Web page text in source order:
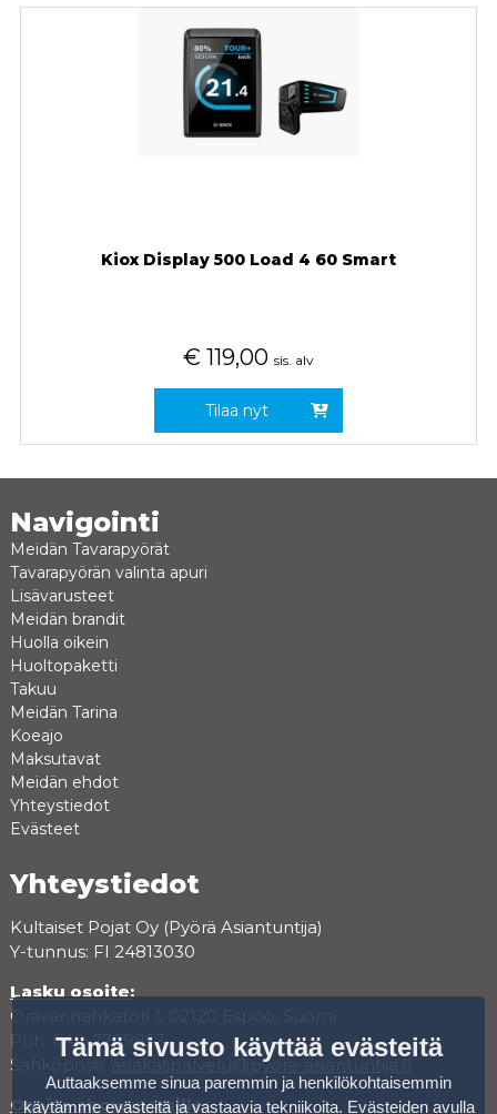
Kiox Display 500 Load 4 60 Smart
€ 119,00 sis. alv
Tilaa nyt
Navigointi
Meidän Tavarapyörät
Tavarapyörän valinta apuri
Lisävarusteet
Meidän brandit
Huolla oikein
Huoltopaketti
Takuu
Meidän Tarina
Koeajo
Maksutavat
Meidän ehdot
Yhteystiedot
Evästeet
Yhteystiedot
Kultaiset Pojat Oy (Pyörä Asiantuntija)
Y-tunnus: FI 24813030
Lasku osoite:
Oravannahkatori 1, 02120 Espoo, Suomi
Puh. 040-7709853
Sähköposti:
asiakaspalvelu@pyora-asiantuntija.fi
Osoite showroomille:
Tämä sivusto käyttää evästeitä
Auttaaksemme sinua paremmin ja henkilökohtaisemmin
käytämme evästeitä ja vastaavia tekniikoita. Evästeiden avulla